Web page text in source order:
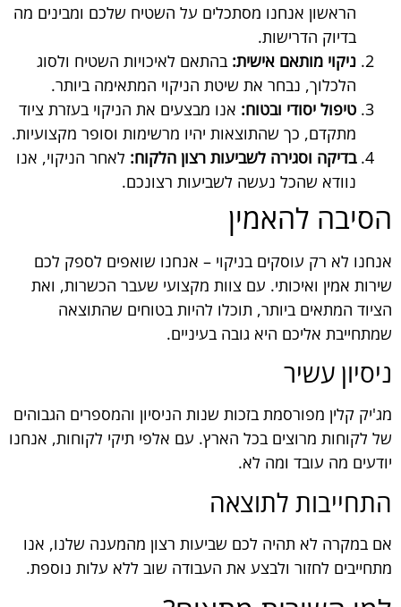
הראשון אנחנו מסתכלים על השטיח שלכם ומבינים מה
בדיוק הדרישות.
ניקוי מותאם אישית:בהתאם לאיכויות השטיח ולסוג
הלכלוך, נבחר את שיטת הניקוי המתאימה ביותר.
טיפול יסודי ובטוח:אנו מבצעים את הניקוי בעזרת ציוד
מתקדם, כך שהתוצאות יהיו מרשימות וסופר מקצועיות.
בדיקה וסגירה לשביעות רצון הלקוח:לאחר הניקוי, אנו
נוודא שהכל נעשה לשביעות רצונכם.
הסיבה להאמין
אנחנו לא רק עוסקים בניקוי – אנחנו שואפים לספק לכם
שירות אמין ואיכותי. עם צוות מקצועי שעבר הכשרות, ואת
הציוד המתאים ביותר, תוכלו להיות בטוחים שהתוצאה
שמתחייבת אליכם היא גובה בעיניים.
ניסיון עשיר
מג'יק קלין מפורסמת בזכות שנות הניסיון והמספרים הגבוהים
של לקוחות מרוצים בכל הארץ. עם אלפי תיקי לקוחות, אנחנו
יודעים מה עובד ומה לא.
התחייבות לתוצאה
אם במקרה לא תהיה לכם שביעות רצון מהמענה שלנו, אנו
מתחייבים לחזור ולבצע את העבודה שוב ללא עלות נוספת.